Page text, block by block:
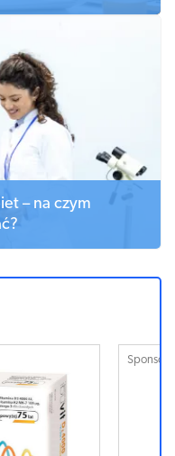
– na czym